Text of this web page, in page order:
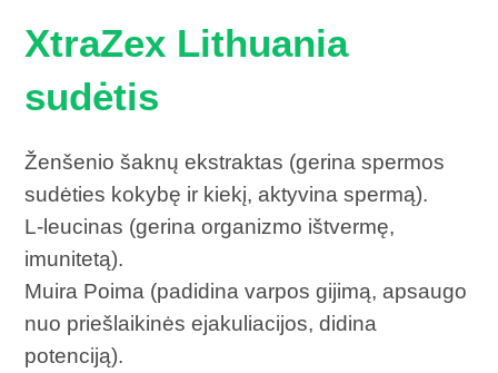
XtraZex Lithuania
sudėtis
Ženšenio šaknų ekstraktas (gerina spermos
sudėties kokybę ir kiekį, aktyvina spermą).
L-leucinas (gerina organizmo ištvermę,
imunitetą).
Muira Poima (padidina varpos gijimą, apsaugo
nuo priešlaikinės ejakuliacijos, didina
potenciją).